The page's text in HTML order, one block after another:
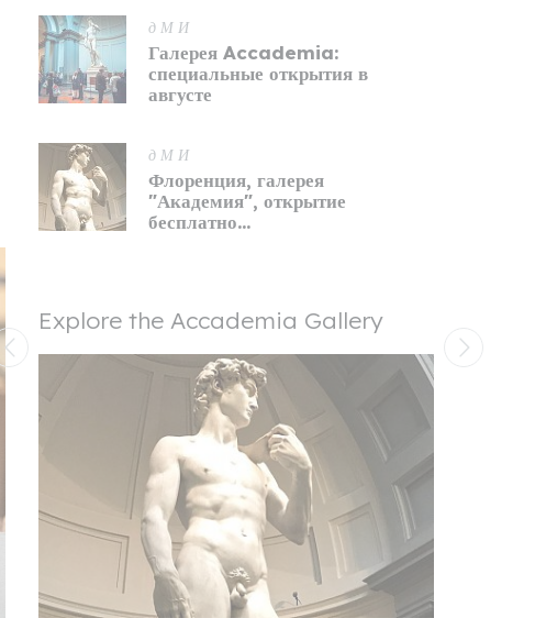
д М И
Галерея Accademia:
специальные открытия в
августе
д М И
Флоренция, галерея
"Академия", открытие
бесплатно...
Explore the Accademia Gallery